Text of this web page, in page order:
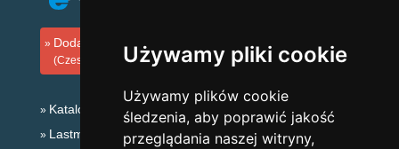
Używamy pliki cookie
Używamy plików cookie
śledzenia, aby poprawić jakość
przeglądania naszej witryny,
Dodaj zakwaterowanie
(Czeski)
Katalog zakwaterowania
Lastminute Karkonosze